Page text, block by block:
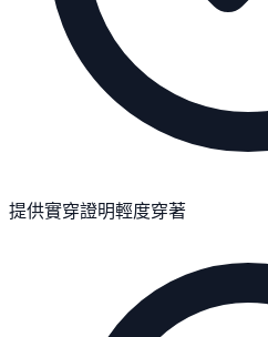
提供實穿證明輕度穿著